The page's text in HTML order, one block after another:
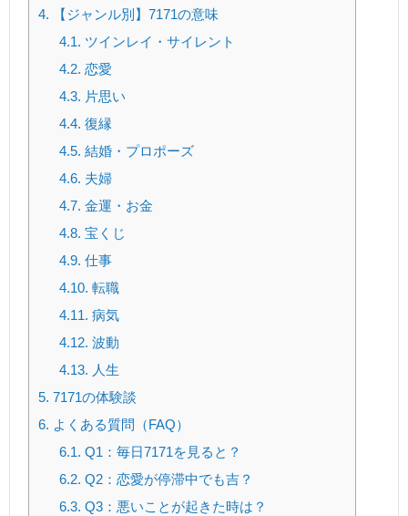
4. 【ジャンル別】7171の意味
4.1. ツインレイ・サイレント
4.2. 恋愛
4.3. 片思い
4.4. 復縁
4.5. 結婚・プロポーズ
4.6. 夫婦
4.7. 金運・お金
4.8. 宝くじ
4.9. 仕事
4.10. 転職
4.11. 病気
4.12. 波動
4.13. 人生
5. 7171の体験談
6. よくある質問（FAQ）
6.1. Q1：毎日7171を見ると？
6.2. Q2：恋愛が停滞中でも吉？
6.3. Q3：悪いことが起きた時は？